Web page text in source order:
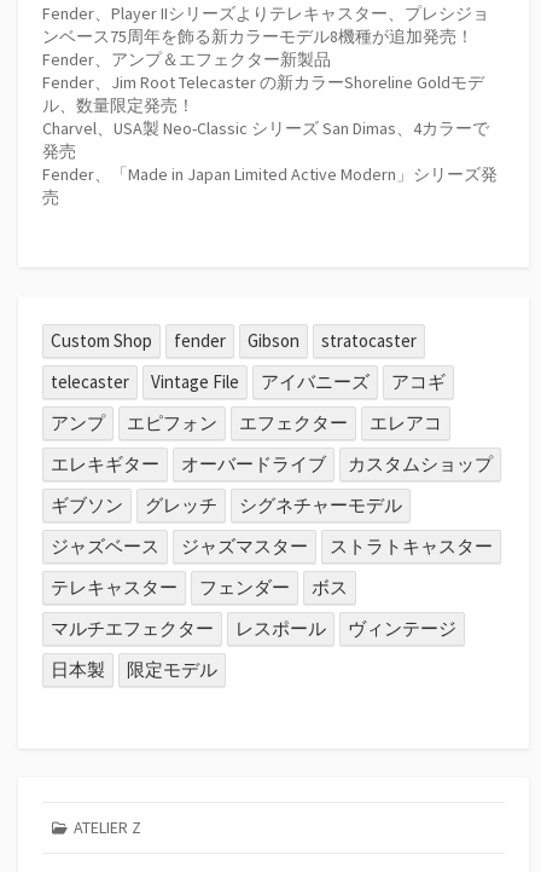
Fender、Player IIシリーズよりテレキャスター、プレシジョ
ンベース75周年を飾る新カラーモデル8機種が追加発売！
Fender、アンプ＆エフェクター新製品
Fender、Jim Root Telecaster の新カラーShoreline Goldモデ
ル、数量限定発売！
Charvel、USA製 Neo-Classic シリーズ San Dimas、4カラーで
発売
Fender、「Made in Japan Limited Active Modern」シリーズ発
売
Custom Shop fender Gibson
stratocaster
telecaster
Vintage File アイバニーズ
アコギ
アンプ
エピフォン エフェクター
エレアコ
エレキギター
オーバードライブ
カスタムショップ
ギブソン
グレッチ
シグネチャーモデル
ジャズベース
ジャズマスター
ストラトキャスター
テレキャスター
フェンダー
ボス
マルチエフェクター
レスポール
ヴィンテージ
日本製
限定モデル
ATELIER Z